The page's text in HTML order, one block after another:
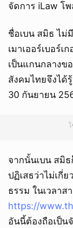
จัดการ iLaw โ
ชื่อเบน สมิธ ไม่
เมาเออร์เบอร์
เป็นแกนกลางข
สังคมไทยจึงได้
30 กันยายน
จากนั้นเบน สมิ
ปฏิเสธว่าไม่เกี่
ธรรม ในเวลาส
https://
อันนี้ต้องถือเป็น